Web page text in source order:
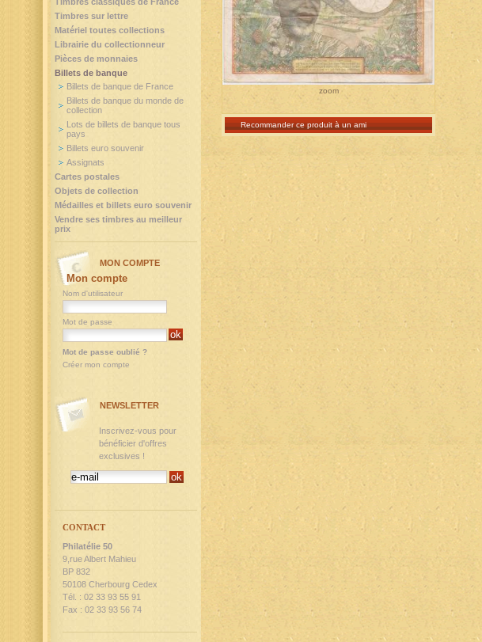
zoom
Recommander ce produit à un ami
Timbres sur lettre
Matériel toutes collections
Librairie du collectionneur
Pièces de monnaies
Billets de banque
Billets de banque de France
Billets de banque du monde de
collection
Lots de billets de banque tous
pays
Billets euro souvenir
Assignats
Cartes postales
Objets de collection
Médailles et billets euro souvenir
Vendre ses timbres au meilleur
prix
MON COMPTE
Mon compte
Nom d'utilisateur
Mot de passe
Mot de passe oublié ?
Créer mon compte
NEWSLETTER
Inscrivez-vous pour
bénéficier d'offres
exclusives !
CONTACT
Philatélie 50
9,rue Albert Mahieu
BP 832
50108 Cherbourg Cedex
Tél. : 02 33 93 55 91
Fax : 02 33 93 56 74